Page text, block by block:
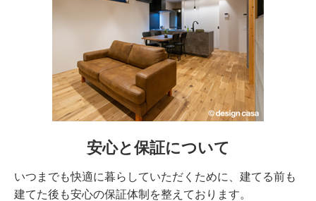
安心と保証について
いつまでも快適に暮らしていただくために、建てる前も
建てた後も安心の保証体制を整えております。